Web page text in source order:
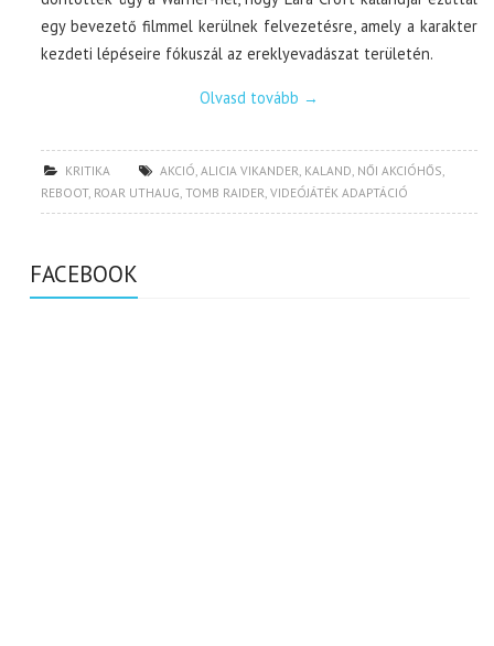
egy bevezető filmmel kerülnek felvezetésre, amely a karakter
kezdeti lépéseire fókuszál az ereklyevadászat területén.
Olvasd tovább →
KRITIKA AKCIÓ,ALICIA VIKANDER, KALAND, NŐI AKCIÓHŐS,
REBOOT, ROAR UTHAUG,TOMB RAIDER,VIDEÓJÁTÉK ADAPTÁCIÓ
FACEBOOK